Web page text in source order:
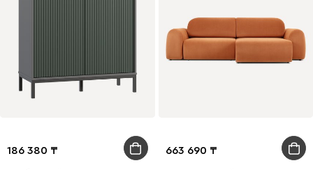
186 380 663 690